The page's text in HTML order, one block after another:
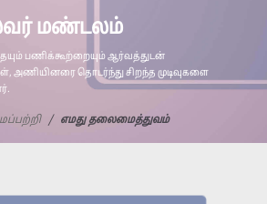
மண்டலம்
பணிக்கூற்றையும் ஆர்வத்துடன்
அணியினரை தொடர்ந்து சிறந்த முடிவுகளை
எமது தலைமைத்துவம்